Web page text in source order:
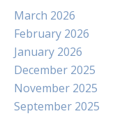
March 2026
February 2026
January 2026
December 2025
November 2025
September 2025